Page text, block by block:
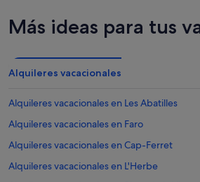
Más ideas para tus
Alquileres vacacionales
Alquileres vacacionales en Les Abatilles
Alquileres vacacionales en Faro
Alquileres vacacionales en Cap-Ferret
Alquileres vacacionales en L'Herbe